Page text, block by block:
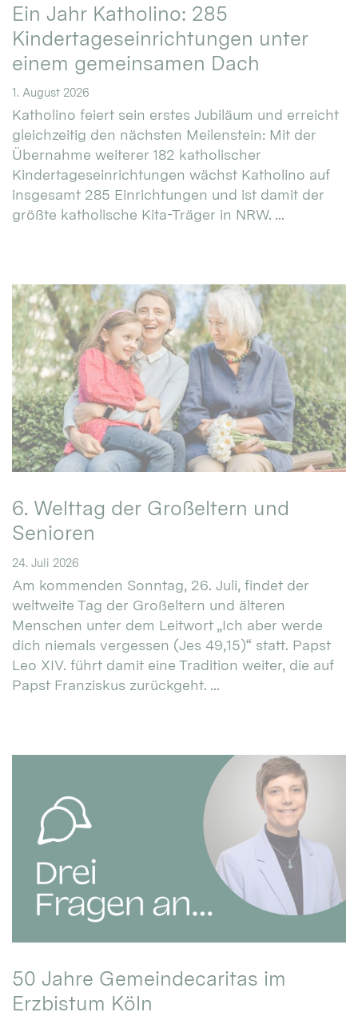
Ein Jahr Katholino: 285
Kindertageseinrichtungen unter
einem gemeinsamen Dach
1. August 2026
Katholino feiert sein erstes Jubiläum und erreicht
gleichzeitig den nächsten Meilenstein: Mit der
Übernahme weiterer 182 katholischer
Kindertageseinrichtungen wächst Katholino auf
insgesamt 285 Einrichtungen und ist damit der
größte katholische Kita-Träger in NRW. ...
6. Welttag der Großeltern und
Senioren
24. Juli 2026
Am kommenden Sonntag, 26. Juli, findet der
weltweite Tag der Großeltern und älteren
Menschen unter dem Leitwort „Ich aber werde
dich niemals vergessen (Jes 49,15)“ statt. Papst
Leo XIV. führt damit eine Tradition weiter, die auf
Papst Franziskus zurückgeht. ...
50 Jahre Gemeindecaritas im
Erzbistum Köln